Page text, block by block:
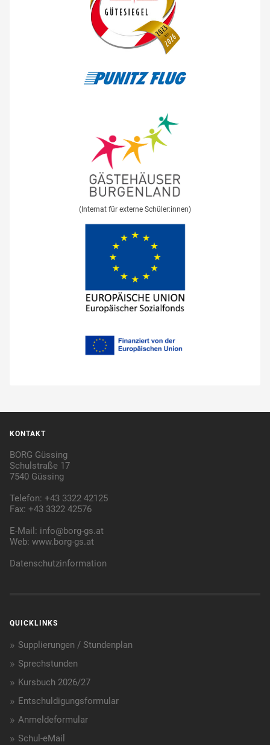
(Internat für externe Schüler:innen)
KONTAKT
BORG Güssing
Schulstraße 17
7540 Güssing
Telefon: +43 3322 42125
Fax: +43 3322 42576
E-Mail: info@borg-gs.at
Web:www.borg-gs.at
Datenschutzinformation
QUICKLINKS
Supplierungen / Stundenplan
Sprechstunden
Kursbuch 2026/27
Entschuldigungsformular
Anmeldeformular
Schul-eMail